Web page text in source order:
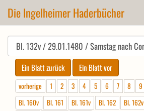
Die Ingelheimer Haderbücher
vorherige 1 2 3 4 5 6 7 8 9
Bl. 160v
Bl. 161 Bl. 161v Bl. 162 Bl. 162v